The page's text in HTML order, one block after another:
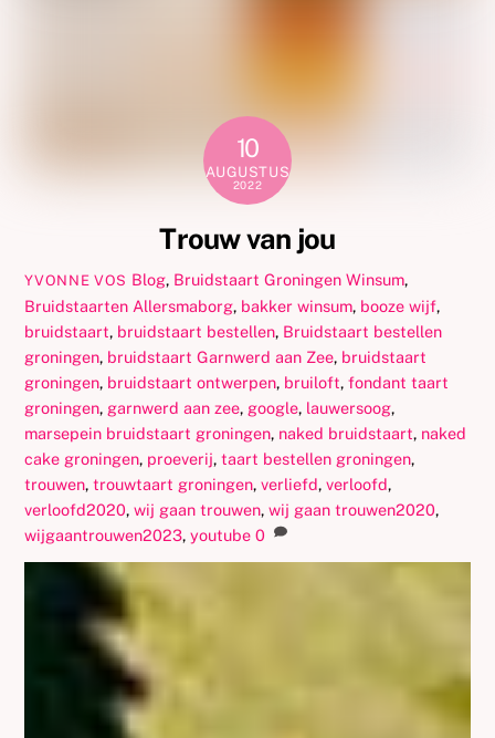
10
AUGUSTUS
2022
Trouw van jou
YVONNE VOS Blog, Bruidstaart Groningen Winsum,
Bruidstaarten Allersmaborg, bakker winsum, booze wijf,
bruidstaart, bruidstaart bestellen, Bruidstaart bestellen
groningen, bruidstaart Garnwerd aan Zee, bruidstaart
groningen, bruidstaart ontwerpen, bruiloft,fondant taart
groningen, garnwerd aan zee, google, lauwersoog,
marsepein bruidstaart groningen, naked bruidstaart, naked
cake groningen, proeverij,taart bestellen groningen,
trouwen,trouwtaart groningen,verliefd,verloofd,
verloofd2020,wij gaan trouwen,wij gaan trouwen2020,
wijgaantrouwen2023,youtube 0